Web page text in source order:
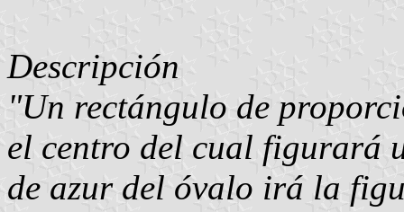
Descripción
"Un rectángulo de
el centro del cual figurará
de azur del óvalo irá la